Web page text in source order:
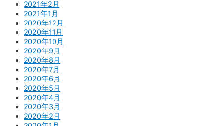
2021年2月
2021年1月
2020年12月
2020年11月
2020年10月
2020年9月
2020年8月
2020年7月
2020年6月
2020年5月
2020年4月
2020年3月
2020年2月